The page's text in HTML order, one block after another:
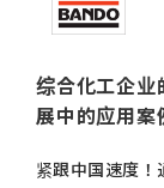
综合化工企业
展中的应用案
紧跟中国速度